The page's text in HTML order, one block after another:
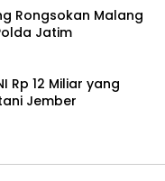
Rongsokan Malang
Jatim
Rp 12 Miliar yang
Jember